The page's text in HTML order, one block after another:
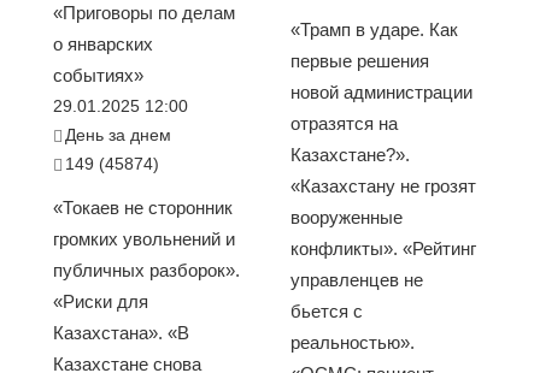
«Приговоры по делам
о январских
событиях»
29.01.2025 12:00
День за днем
149 (45874)
«Токаев не сторонник
громких увольнений и
публичных разборок».
«Риски для
Казахстана». «В
Казахстане снова
«Трамп в ударе. Как
первые решения
новой администрации
отразятся на
Казахстане?».
«Казахстану не грозят
вооруженные
конфликты». «Рейтинг
управленцев не
бьется с
реальностью».